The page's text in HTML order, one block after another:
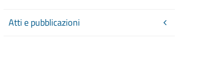
Atti e pubblicazioni